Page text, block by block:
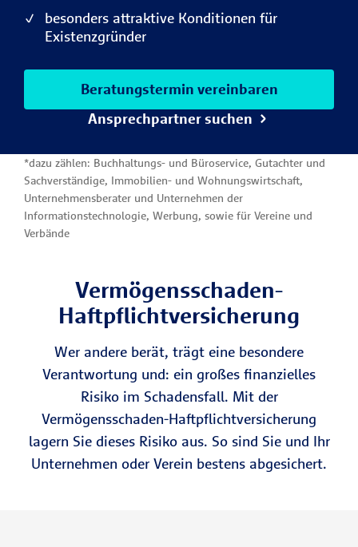
besonders attraktive Konditionen für
Existenzgründer
Beratungstermin vereinbaren
Ansprechpartner suchen
*dazu zählen: Buchhaltungs- und Büroservice, Gutachter und
Sachverständige, Immobilien- und Wohnungswirtschaft,
Unternehmensberater und Unternehmen der
Informationstechnologie, Werbung, sowie für Vereine und
Verbände
Vermögens­schaden-
Haftpflicht­versicherung
Wer andere berät, trägt eine besondere
Verantwortung und: ein großes finanzielles
Risiko im Schadensfall. Mit der
Vermögensschaden-Haftpflichtversicherung
lagern Sie dieses Risiko aus. So sind Sie und Ihr
Unternehmen oder Verein bestens abgesichert.